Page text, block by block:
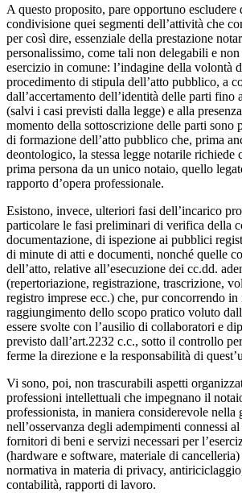
A questo proposito, pare opportuno escludere
condivisione quei segmenti dell’attività che
per così dire, essenziale della prestazione
personalissimo, come tali non delegabili e
esercizio in comune: l’indagine della volontà
procedimento di stipula dell’atto pubblico, a
dall’accertamento dell’identità delle parti fino
(salvi i casi previsti dalla legge) e alla
momento della sottoscrizione delle parti sono
di formazione dell’atto pubblico che, prima
deontologico, la stessa legge notarile richiede
prima persona da un unico notaio, quello
rapporto d’opera professionale.
Esistono, invece, ulteriori fasi dell’incarico
particolare le fasi preliminari di verifica della
documentazione, di ispezione ai pubblici
di minute di atti e documenti, nonché quelle
dell’atto, relative all’esecuzione dei cc.dd.
(repertoriazione, registrazione, trascrizione,
registro imprese ecc.) che, pur concorrendo in
raggiungimento dello scopo pratico voluto
essere svolte con l’ausilio di collaboratori e
previsto dall’art.2232 c.c., sotto il controllo
ferme la direzione e la responsabilità di
Vi sono, poi, non trascurabili aspetti
professioni intellettuali che impegnano il
professionista, in maniera considerevole nella
nell’osservanza degli adempimenti connessi
fornitori di beni e servizi necessari per
(hardware e software, materiale di
normativa in materia di privacy,
contabilità, rapporti di lavoro.